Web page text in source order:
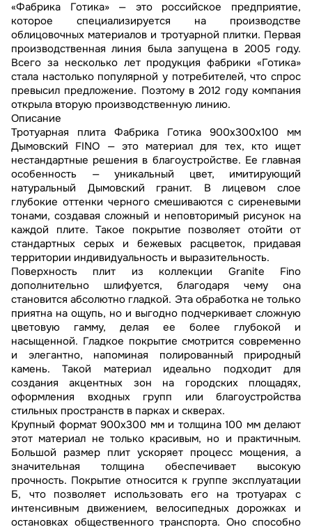
«Фабрика Готика» — это российское предприятие,
которое специализируется на производстве
облицовочных материалов и тротуарной плитки. Первая
производственная линия была запущена в 2005 году.
Всего за несколько лет продукция фабрики «Готика»
стала настолько популярной у потребителей, что спрос
превысил предложение. Поэтому в 2012 году компания
открыла вторую производственную линию.
Описание
Тротуарная плита Фабрика Готика 900х300х100 мм
Дымовский FINO — это материал для тех, кто ищет
нестандартные решения в благоустройстве. Ее главная
особенность — уникальный цвет, имитирующий
натуральный Дымовский гранит. В лицевом слое
глубокие оттенки черного смешиваются с сиреневыми
тонами, создавая сложный и неповторимый рисунок на
каждой плите. Такое покрытие позволяет отойти от
стандартных серых и бежевых расцветок, придавая
территории индивидуальность и выразительность.
Поверхность плит из коллекции Granite Fino
дополнительно шлифуется, благодаря чему она
становится абсолютно гладкой. Эта обработка не только
приятна на ощупь, но и выгодно подчеркивает сложную
цветовую гамму, делая ее более глубокой и
насыщенной. Гладкое покрытие смотрится современно
и элегантно, напоминая полированный природный
камень. Такой материал идеально подходит для
создания акцентных зон на городских площадях,
оформления входных групп или благоустройства
стильных пространств в парках и скверах.
Крупный формат 900х300 мм и толщина 100 мм делают
этот материал не только красивым, но и практичным.
Большой размер плит ускоряет процесс мощения, а
значительная толщина обеспечивает высокую
прочность. Покрытие относится к группе эксплуатации
Б, что позволяет использовать его на тротуарах с
интенсивным движением, велосипедных дорожках и
остановках общественного транспорта. Оно способно